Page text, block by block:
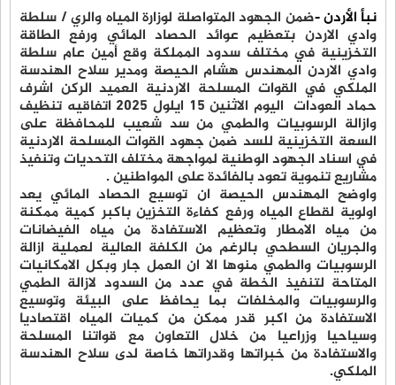
نبأ الأردن -ضمن الجهود المتواصلة لوزارة المياه والري / سلطة
وادي الاردن بتعظيم عوائد الحصاد المائي ورفع الطاقة
التخزينية في مختلف سدود المملكة وقع أمين عام سلطة
وادي الاردن المهندس هشام الحيصة ومدير سلاح الهندسة
الملكي في القوات المسلحة الاردنية العميد الركن اشرف
حماد العودات اليوم الاثنين ١٥ ايلول ٢٠٢٥ اتفاقيه تنظيف
وازالة الرسوبيات والطمي من سد شعيب للمحافظة على
السعة التخزينية للسد ضمن جهود القوات المسلحة الاردنية
في اسناد الجهود الوطنية لمواجهة مختلف التحديات وتنفيذ
مشاريع تنموية تعود بالفائدة على المواطنين .
واوضح المهندس الحيصة ان توسيع الحصاد المائي يعد
اولوية لقطاع المياه ورفع كفاءة التخزين باكبر كمية ممكنة
من مياه الامطار وتعظيم الاستفادة من مياه الفيضانات
والجريان السطحي بالرغم من الكلفة العالية لعملية ازالة
الرسوبيات والطمي منوها الا ان العمل جار وبكل الامكانيات
المتاحة لتنفيذ الخطة في عدد من السدود لازالة الطمي
والرسوبيات والمخلفات بما يحافظ على البيئة وتوسيع
الاستفادة من اكبر قدر ممكن من كميات المياه اقتصاديا
وسياحيا وزراعيا من خلال التعاون مع قواتنا المسلحة
والاستفادة من خبراتها وقدراتها خاصة لدى سلاح الهندسة
الملكي.